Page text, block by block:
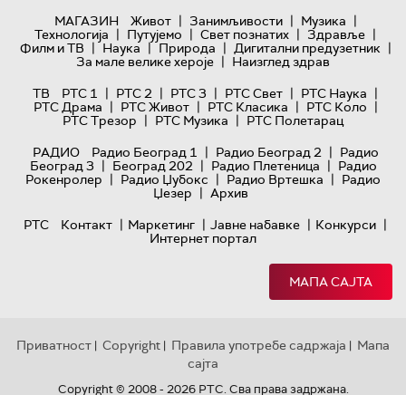
МАГАЗИН
Живот | Занимљивости | Музика |
Технологијa | Путујемо | Свет познатих | Здравље |
Филм и ТВ | Наука | Природа | Дигитални предузетник |
За мале велике хероје | Наизглед здрав
ТВ
РТС 1 | РТС 2 | РТС 3 | РТС Свет | РТС Наука |
РТС Драма | РТС Живот | РТС Класика | РТС Коло |
РТС Трезор | РТС Музика | РТС Полетарац
РАДИО
Радио Београд 1 | Радио Београд 2 | Радио
Београд 3 | Београд 202 | Радио Плетеница | Радио
Рокенролер | Радио Џубокс | Радио Вртешка | Радио
Џезер | Архив
РТС
Контакт | Маркетинг | Јавне набавке | Конкурси |
Интернет портал
МАПА САЈТА
Приватност | Copyright | Правила употребе садржаја | Мапа
сајта
Copyright © 2008 - 2026 РТС. Сва права задржана.